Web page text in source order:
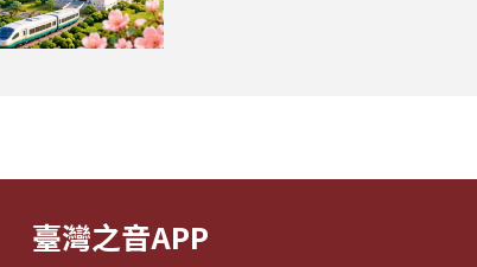
臺灣之音APP